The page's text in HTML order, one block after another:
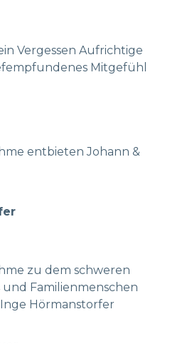
Vergessen Aufrichtige
Mitgefühl
entbieten Johann &
zu dem schweren
Familienmenschen
Hörmanstorfer